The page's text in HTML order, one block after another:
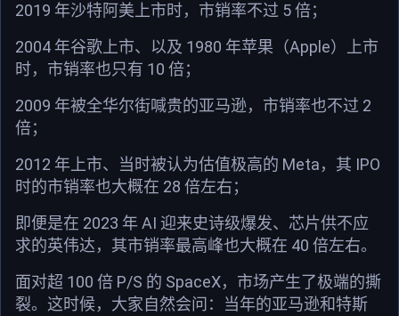
2019 年沙特阿美上市时，市销率不过 5 倍；
2004 年谷歌上市、以及 1980 年苹果（Apple）上市
时，市销率也只有 10 倍；
2009 年被全华尔街喊贵的亚马逊，市销率也不过 2
倍；
2012 年上市、当时被认为估值极高的 Meta，其 IPO
时的市销率也大概在 28 倍左右；
即便是在 2023 年 AI 迎来史诗级爆发、芯片供不应
求的英伟达，其市销率最高峰也大概在 40 倍左右。
面对超 100 倍 P/S 的 SpaceX，市场产生了极端的撕
裂。这时候，大家自然会问：当年的亚马逊和特斯